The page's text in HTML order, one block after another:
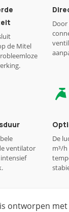
de Mitel
ventilator
De
m³/
ontworpen